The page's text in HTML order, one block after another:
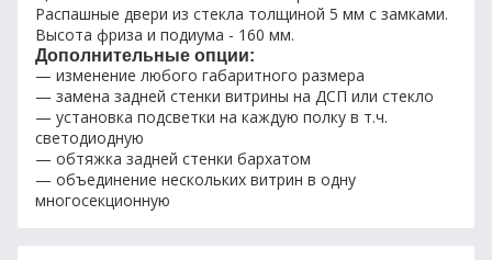
Распашные двери из стекла толщиной 5 мм с замками.
Высота фриза и подиума - 160 мм.
Дополнительные опции:
— изменение любого габаритного размера
— замена задней стенки витрины на ДСП или стекло
— установка подсветки на каждую полку в т.ч.
светодиодную
— обтяжка задней стенки бархатом
— объединение нескольких витрин в одну
многосекционную